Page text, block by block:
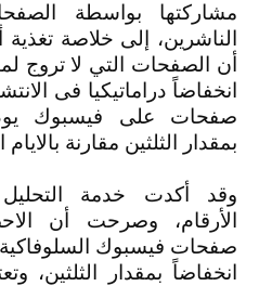
مشاركتها بواسطة
الناشرين، إلى خلاصة تغذية
أن الصفحات التي لا تروج
انخفاضاً دراماتيكيا فى
صفحات على فيسبوك
بمقدار الثلثين مقارنة
الأرقام، وصرحت أن
صفحات فيسبوك
انخفاضاً بمقدار الثلثين،